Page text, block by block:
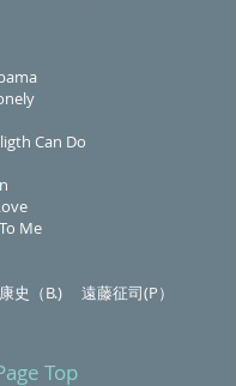
Can Do
To Me
史（B.) 遠藤征司(P）
Top